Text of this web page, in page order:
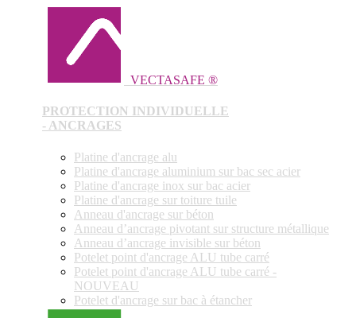
VECTASAFE ®
PROTECTION INDIVIDUELLE
- ANCRAGES
Platine d'ancrage alu
Platine d'ancrage aluminium sur bac sec acier
Platine d'ancrage inox sur bac acier
Platine d'ancrage sur toiture tuile
Anneau d'ancrage sur béton
Anneau d’ancrage pivotant sur structure métallique
Anneau d’ancrage invisible sur béton
Potelet point d'ancrage ALU tube carré
Potelet point d'ancrage ALU tube carré -
NOUVEAU
Potelet d'ancrage sur bac à étancher